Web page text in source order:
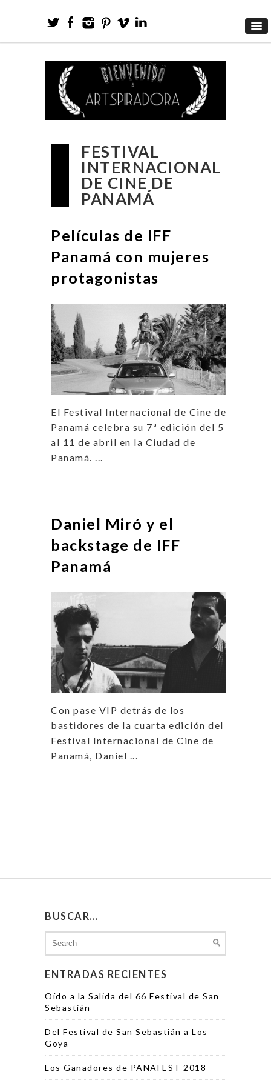
FESTIVAL
INTERNACIONAL
DE CINE DE
PANAMÁ
Películas de IFF
Panamá con mujeres
protagonistas
El Festival Internacional de Cine de
Panamá celebra su 7ª edición del 5
al 11 de abril en la Ciudad de
Panamá. ...
Daniel Miró y el
backstage de IFF
Panamá
Con pase VIP detrás de los
bastidores de la cuarta edición del
Festival Internacional de Cine de
Panamá, Daniel ...
BUSCAR…
for:
ENTRADAS RECIENTES
Oído a la Salida del 66 Festival de San
Sebastián
Del Festival de San Sebastián a Los
Goya
Los Ganadores de PANAFEST 2018